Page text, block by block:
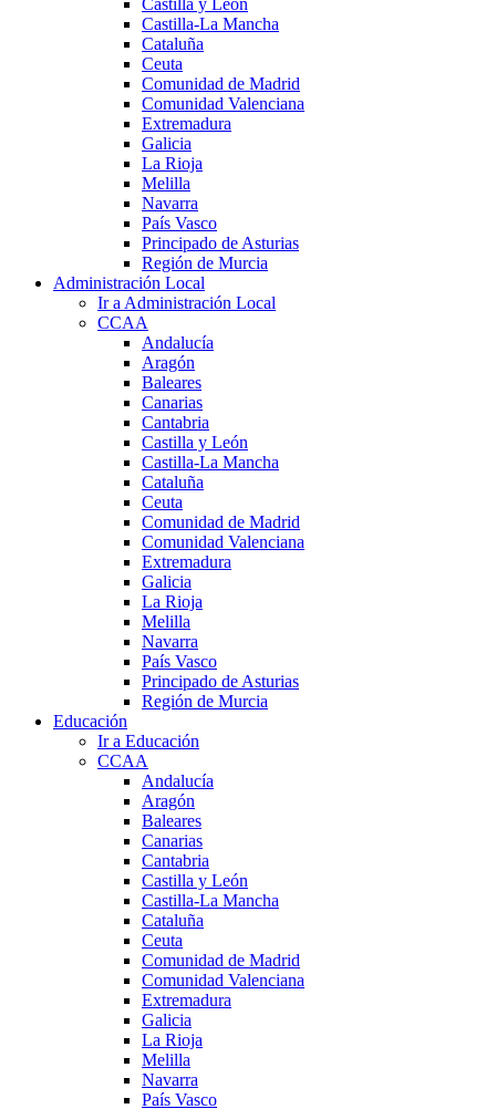
Castilla-La Mancha
Cataluña
Ceuta
Comunidad de Madrid
Comunidad Valenciana
Extremadura
Galicia
La Rioja
Melilla
Navarra
País Vasco
Principado de Asturias
Región de Murcia
Administración Local
Ir a Administración Local
CCAA
Andalucía
Aragón
Baleares
Canarias
Cantabria
Castilla y León
Castilla-La Mancha
Cataluña
Ceuta
Comunidad de Madrid
Comunidad Valenciana
Extremadura
Galicia
La Rioja
Melilla
Navarra
País Vasco
Principado de Asturias
Región de Murcia
Educación
Ir a Educación
CCAA
Andalucía
Aragón
Baleares
Canarias
Cantabria
Castilla y León
Castilla-La Mancha
Cataluña
Ceuta
Comunidad de Madrid
Comunidad Valenciana
Extremadura
Galicia
La Rioja
Melilla
Navarra
País Vasco